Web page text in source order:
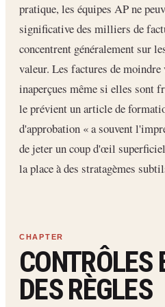
pratique, les équipes AP ne
significative des milliers de
concentrent généralement sur
valeur. Les factures de moindre
inaperçues même si elles sont
le prévient un article de
d'approbation « a souvent
de jeter un coup d'œil
la place à des stratagèmes
CONTRÔLES
DES RÈGLES